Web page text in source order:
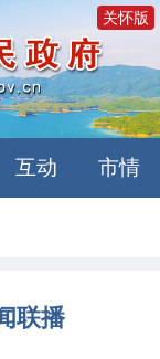
关怀版
互动 市情
联播